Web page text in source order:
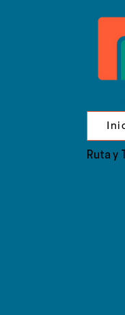
Ruta y